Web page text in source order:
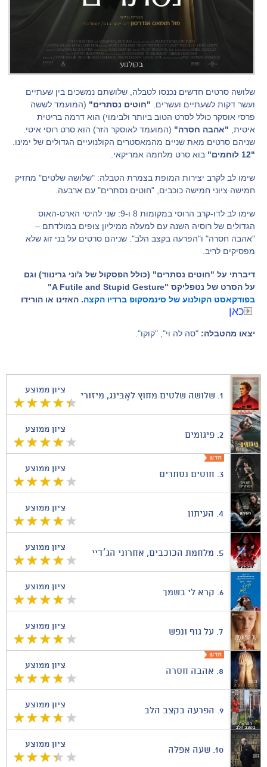
שלושה סרטים חדשים נכנסו לטבלה, שלושתם נמשכים בין שעתיים
ועשר דקות לשעתיים ועשרים. "חוטים נסתרים" (המועמד לששה
פרסי אוסקר כולל לסרט הטוב ביותר ולבימוי) הוא דרמה בריטית
איטית, "אהבה חסרה" (המועמד לאוסקר הזר) הוא סרט רוסי איטי.
שניהם סרטים מאת שניים מהמאסטרים הקולנועיים הגדולים של ימינו.
"12 לוחמים"
בוא סרט מלחמה אמריקאי.
שימו לב לקרב יצירות המופת בצמרת הטבלה: "שלושה שלטים" מחזיק
חמישה ציוני חמישה כוכבים, "חוטים נסתרים" עם ארבעה.
שימו לב לדו-קרב הרוסי במקומות 8 ו-9: שני להיטי הארט-האוס
הגדולים של רוסיה השנה עם למעלה ממיליון צופים במולדתם –
"אהבה חסרה" ו"הפרעה בקצב הלב". שניהם סרטים על בני זוג שלא
מפסיקים לריב.
דיברתי על "חוטים נסתרים" (כולל הפסקול של ג'וני גרינווד) וגם
על הסרט של נטפליקס "A Futile and Stupid Gesture"
בפודקאסט הקולנוע של סינמסקופ ברדיו הקצה. האזינו או הורידו
כאן
יצאו מהטבלה: "סה לה וי", "קוקו".
ציון ממוצע
1. שלושה שלטים מחוץ לאֶבּינג, מיזורי
ציון ממוצע
2. פיגומים
ציון ממוצע
3. חוטים נסתרים
ציון ממוצע
4. העיתון
ציון ממוצע
5. מלחמת הכוכבים, אחרוני הג׳דיי
ציון ממוצע
6. קרא לי בשמך
ציון ממוצע
7. על גוף ונפש
ציון ממוצע
8. אהבה חסרה
ציון ממוצע
9. הפרעה בקצב הלב
ציון ממוצע
10. שעה אפלה